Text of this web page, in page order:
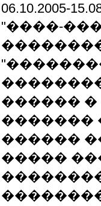
06.10.2005-
"����-
������
�������
������
�����